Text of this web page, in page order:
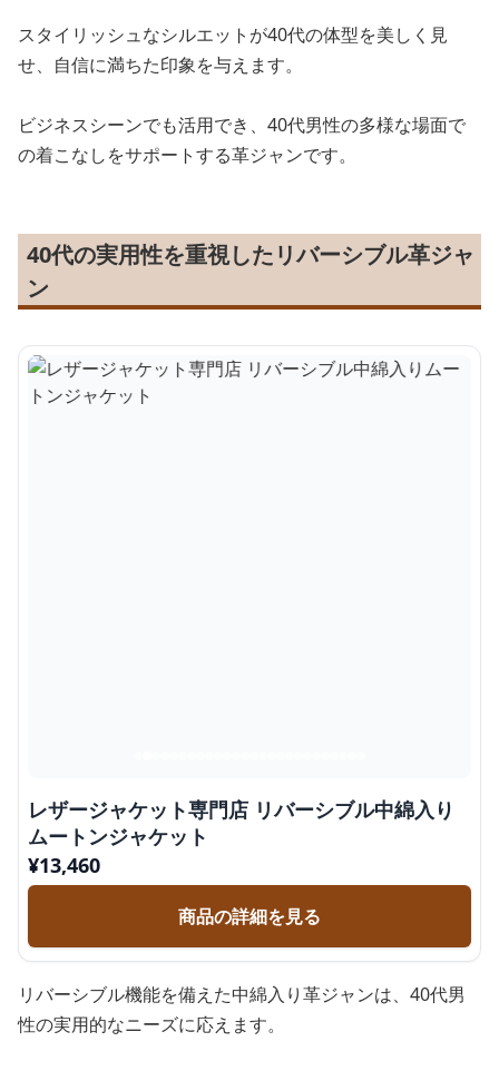
スタイリッシュなシルエットが40代の体型を美しく見
せ、自信に満ちた印象を与えます。
ビジネスシーンでも活用でき、40代男性の多様な場面で
の着こなしをサポートする革ジャンです。
40代の実用性を重視したリバーシブル革ジャ
ン
レザージャケット専門店 リバーシブル中綿入り
ムートンジャケット
¥13,460
商品の詳細を見る
リバーシブル機能を備えた中綿入り革ジャンは、40代男
性の実用的なニーズに応えます。